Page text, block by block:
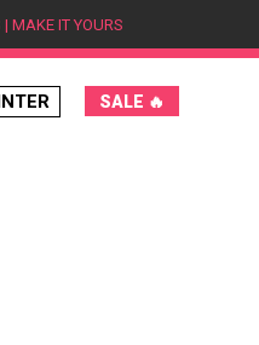
MAKE IT YOURS
SALE 🔥